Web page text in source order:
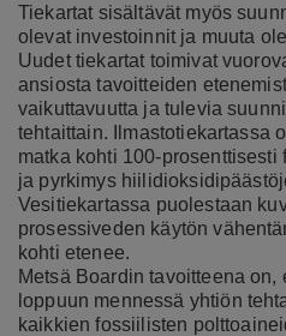
Tiekartat sisältävät myös
olevat investoinnit ja muuta
Uudet tiekartat toimivat
ansiosta tavoitteiden
vaikuttavuutta ja tulevia
tehtaittain. Ilmastotiekartassa
matka kohti 100-prosenttisesti
ja pyrkimys
Vesitiekartassa puolestaan
prosessiveden käytön
kohti etenee.
Metsä Boardin tavoitteena on,
loppuun mennessä yhtiön
kaikkien fossiilisten